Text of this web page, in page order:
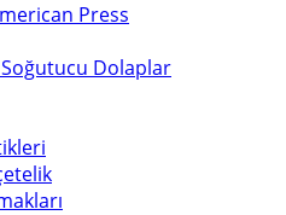
Press
Soğutucu Dolaplar